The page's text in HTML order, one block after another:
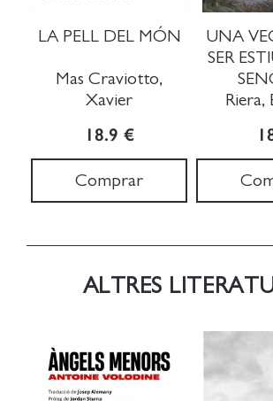
LA PELL DEL MÓN
Mas Craviotto,
Xavier
18.9 €
Comprar
UNA
SER
Riera,
ALTRES